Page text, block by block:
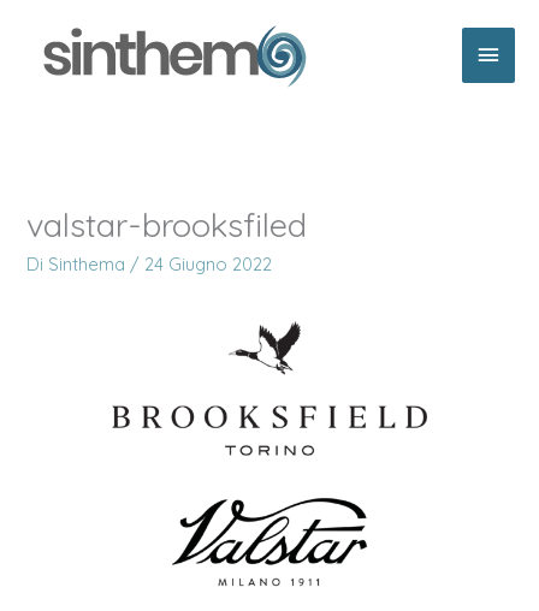
contenuto
valstar-brooksfiled
Di Sinthema / 24 Giugno 2022